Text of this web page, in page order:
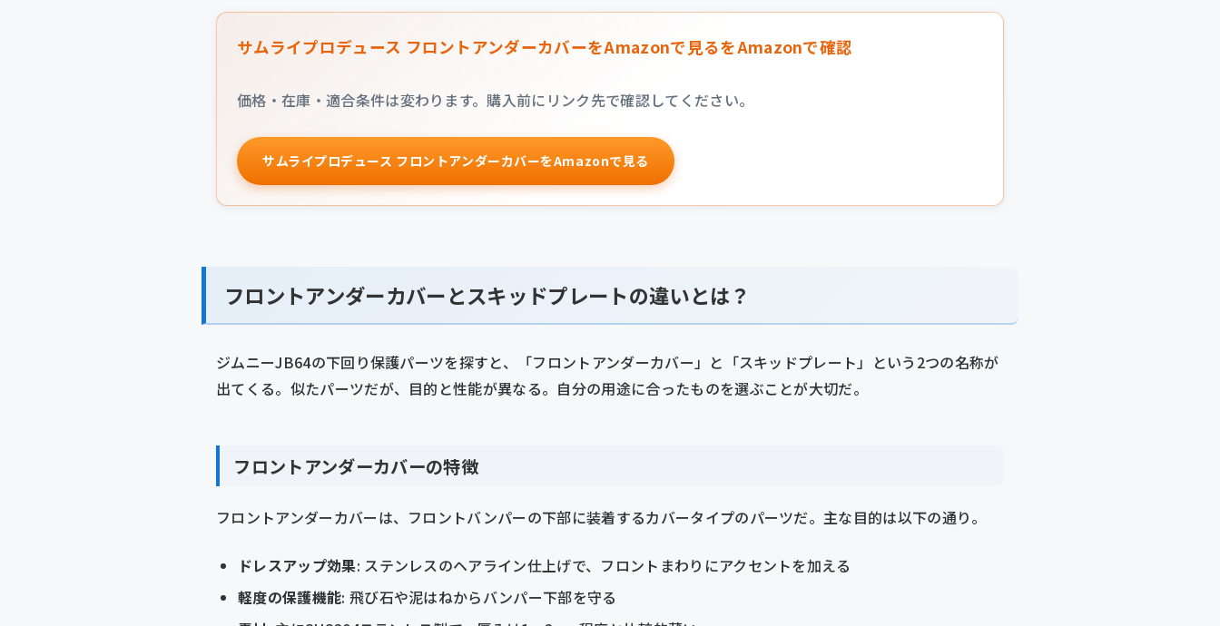
サムライプロデュース フロントアンダーカバーをAmazonで見るをAmazonで確認
価格・在庫・適合条件は変わります。購入前にリンク先で確認してください。
サムライプロデュース フロントアンダーカバーをAmazonで見る
フロントアンダーカバーとスキッドプレートの違いとは？
ジムニーJB64の下回り保護パーツを探すと、「フロントアンダーカバー」と「スキッドプレート」という2つの名称が
出てくる。似たパーツだが、目的と性能が異なる。自分の用途に合ったものを選ぶことが大切だ。
フロントアンダーカバーの特徴
フロントアンダーカバーは、フロントバンパーの下部に装着するカバータイプのパーツだ。主な目的は以下の通り。
ドレスアップ効果: ステンレスのヘアライン仕上げで、フロントまわりにアクセントを加える
軽度の保護機能: 飛び石や泥はねからバンパー下部を守る